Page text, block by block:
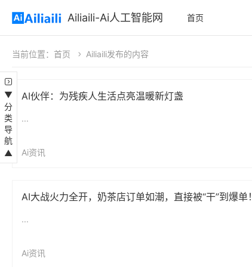
Ailiaili-Ai人工智能网 首页
▼分类导航▲
当前位置： 首页 Ailiaili发布的内容
AI伙伴：为残疾人生活点亮温暖新灯盏
...
Ai资讯
AI大战火力全开，奶茶店订单如潮，直接被“干”到爆单！
...
Ai资讯